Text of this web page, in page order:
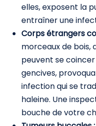
elles, exposent la
entraîner une
Corps étrangers
morceaux de bois,
peuvent se
gencives,
infection qui se
haleine. Une
bouche de votre